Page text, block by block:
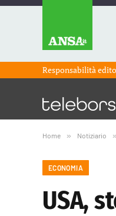
Responsabilità
Home » Notiziario »
ECONOMIA
USA,